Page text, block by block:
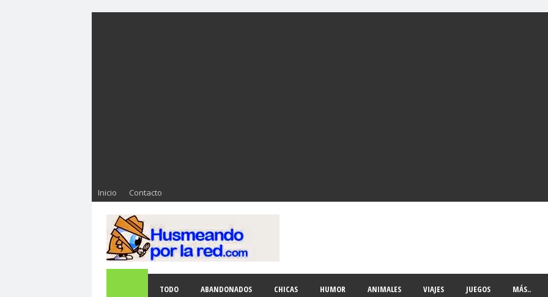
Inicio Contacto
TODO ABANDONADOS CHICAS HUMOR ANIMALES VIAJES JUEGOS MÁS..